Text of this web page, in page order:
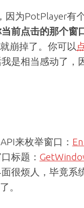
为PotPlayer有
前点击的那个窗
崩掉了。你可以
是相当感动了，
来枚举窗口：
标题：
很烦人，毕竟系
。